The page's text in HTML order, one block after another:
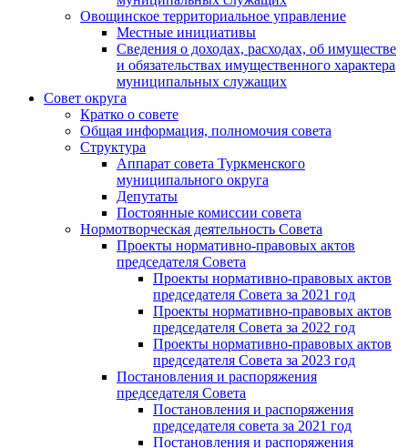
Овощинское территориальное управление
Местные инициативы
Сведения о доходах, расходах, об имуществе
и обязательствах имущественного характера
муниципальных служащих
Совет округа
Кратко о совете
Общая информация, полномочия совета
Структура
Аппарат совета Туркменского
муниципального округа
Депутаты
Постоянные комиссии совета
Нормотворческая деятельность Совета
Проекты нормативно-правовых актов
председателя Cовета
Проекты нормативно-правовых актов
председателя Cовета за 2021 год
Проекты нормативно-правовых актов
председателя Cовета за 2022 год
Проекты нормативно-правовых актов
председателя Cовета за 2023 год
Постановления и распоряжения
председателя Cовета
Постановления и распоряжения
председателя совета за 2021 год
Постановления и распоряжения